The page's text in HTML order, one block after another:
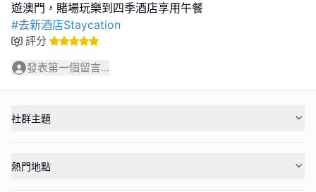
#去新酒店Staycation
評分
發表第一個留言...
社群主題
熱門地點